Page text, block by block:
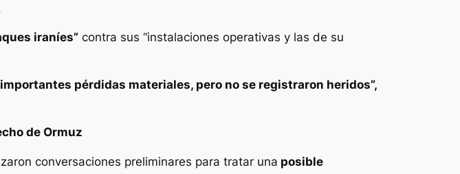
iraníes” contra sus “instalaciones operativas y las de su
pérdidas materiales, pero no se registraron heridos”,
de Ormuz
conversaciones preliminares para tratar una posible